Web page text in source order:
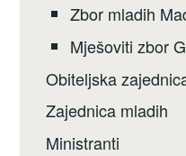
Zbor mladih
Mješoviti zbor
Obiteljska
Zajednica mladih
Ministranti